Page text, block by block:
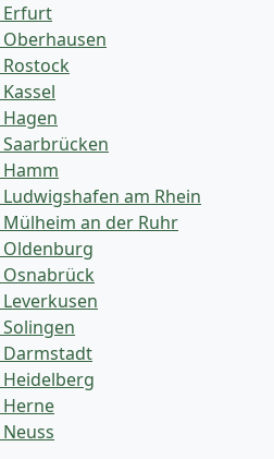
Erfurt
am Rhein
an der Ruhr
Darmstadt